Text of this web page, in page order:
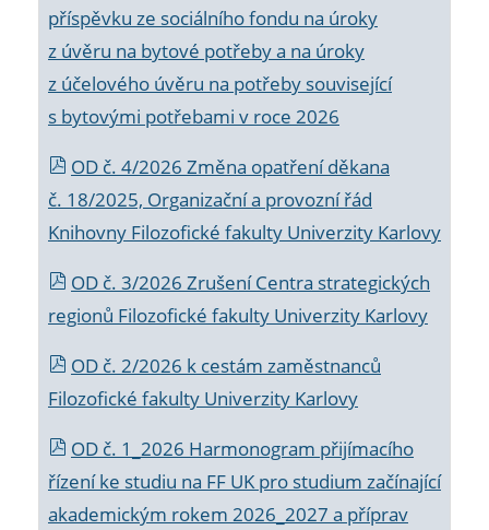
příspěvku ze sociálního fondu na úroky
z úvěru na bytové potřeby a na úroky
z účelového úvěru na potřeby související
s bytovými potřebami v roce 2026
OD č. 4/2026 Změna opatření děkana
č. 18/2025, Organizační a provozní řád
Knihovny Filozofické fakulty Univerzity Karlovy
OD č. 3/2026 Zrušení Centra strategických
regionů Filozofické fakulty Univerzity Karlovy
OD č. 2/2026 k cestám zaměstnanců
Filozofické fakulty Univerzity Karlovy
OD č. 1_2026 Harmonogram přijímacího
řízení ke studiu na FF UK pro studium začínající
akademickým rokem 2026_2027 a příprav